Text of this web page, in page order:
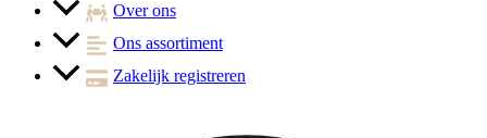
Over ons
Ons assortiment
Zakelijk registreren